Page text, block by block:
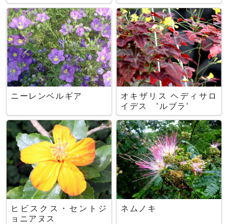
ニーレンベルギア
オキザリス ヘディサロ
イデス 'ルブラ'
ヒビスクス・セントジ
ョニアヌス
ネムノキ